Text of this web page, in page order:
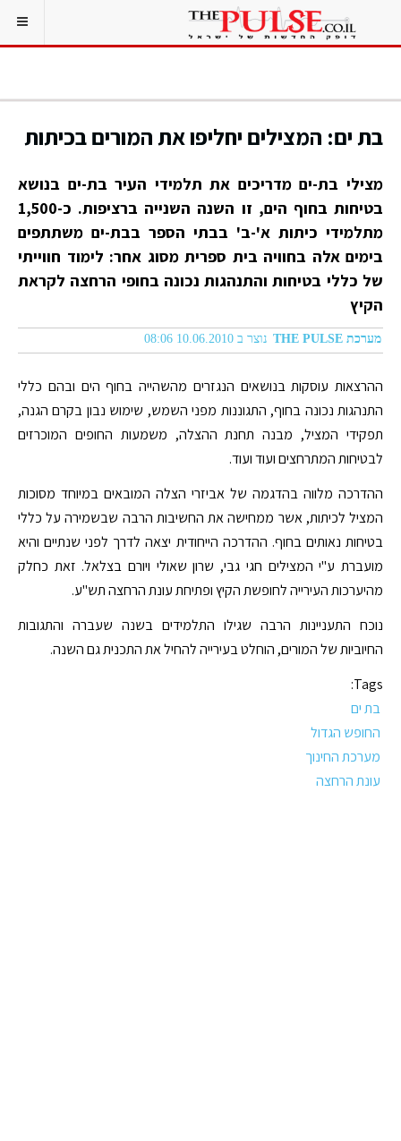
בת ים: המצילים יחליפו את המורים בכיתות
מצילי בת-ים מדריכים את תלמידי העיר בת-ים בנושא
בטיחות בחוף הים, זו השנה השנייה ברציפות. כ-1,500
מתלמידי כיתות א'-ב' בבתי הספר בבת-ים משתתפים
בימים אלה בחוויה בית ספרית מסוג אחר: לימוד חווייתי
של כללי בטיחות והתנהגות נכונה בחופי הרחצה לקראת
הקיץ
מערכת THE PULSE נוצר ב 10.06.2010 08:06
ההרצאות עוסקות בנושאים הנגזרים מהשהייה בחוף הים ובהם כללי
התנהגות נכונה בחוף, התגוננות מפני השמש, שימוש נבון בקרם הגנה,
תפקידי המציל, מבנה תחנת ההצלה, משמעות החופים המוכרזים
לבטיחות המתרחצים ועוד ועוד.
ההדרכה מלווה בהדגמה של אביזרי הצלה המובאים במיוחד מסוכות
המציל לכיתות, אשר ממחישה את החשיבות הרבה שבשמירה על כללי
בטיחות נאותים בחוף. ההדרכה הייחודית יצאה לדרך לפני שנתיים והיא
מועברת ע"י המצילים חגי גבי, שרון שאולי ויורם בצלאל. זאת כחלק
מהיערכות העירייה לחופשת הקיץ ופתיחת עונת הרחצה תש"ע.
נוכח התעניינות הרבה שגילו התלמידים בשנה שעברה והתגובות
החיוביות של המורים, הוחלט בעירייה להחיל את התכנית גם השנה.
Tags:
בת ים
החופש הגדול
מערכת החינוך
עונת הרחצה